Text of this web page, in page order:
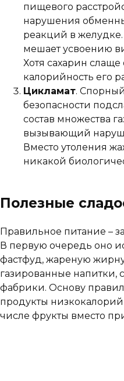
пищевого
нарушения
реакций в
мешает усвоению
Хотя сахарин слаще
калорийность его
Цикламат.
безопасности
состав множества
вызывающий
Вместо утоления
никакой
Полезные
Правильное питание –
В первую очередь оно
фастфуд, жареную
газированные напитки,
фабрики. Основу
продукты
числе фрукты вместо